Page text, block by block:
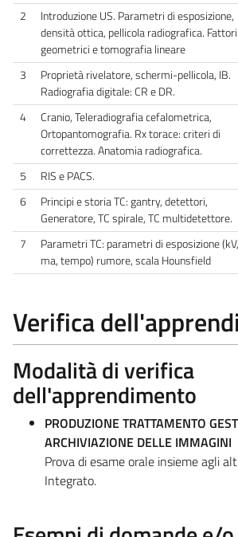
2
Introduzione US. Parametri di esposizione,
densità ottica, pellicola radiografica. Fattori
geometrici e tomografia lineare
3
Proprietà rivelatore, schermi-pellicola, IB.
Radiografia digitale: CR e DR.
4
Cranio, Teleradiografia cefalometrica,
Ortopantomografia. Rx torace: criteri di
correttezza. Anatomia radiografica.
5
RIS e PACS.
6
Principi e storia TC: gantry, detettori,
Generatore, TC spirale, TC multidetettore.
7
Parametri TC: parametri di esposizione (kV,
ma, tempo) rumore, scala Hounsfield
Verifica
Modalità di verifica
dell'apprendimento
PRODUZIONE TRATTAMENTO
ARCHIVIAZIONE DELLE IMMAGINI
Prova di esame orale insieme agli
Integrato.